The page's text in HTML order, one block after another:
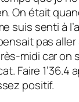
On était
suis senti à
pas
midi car on
Faire 1’36.4
positif.